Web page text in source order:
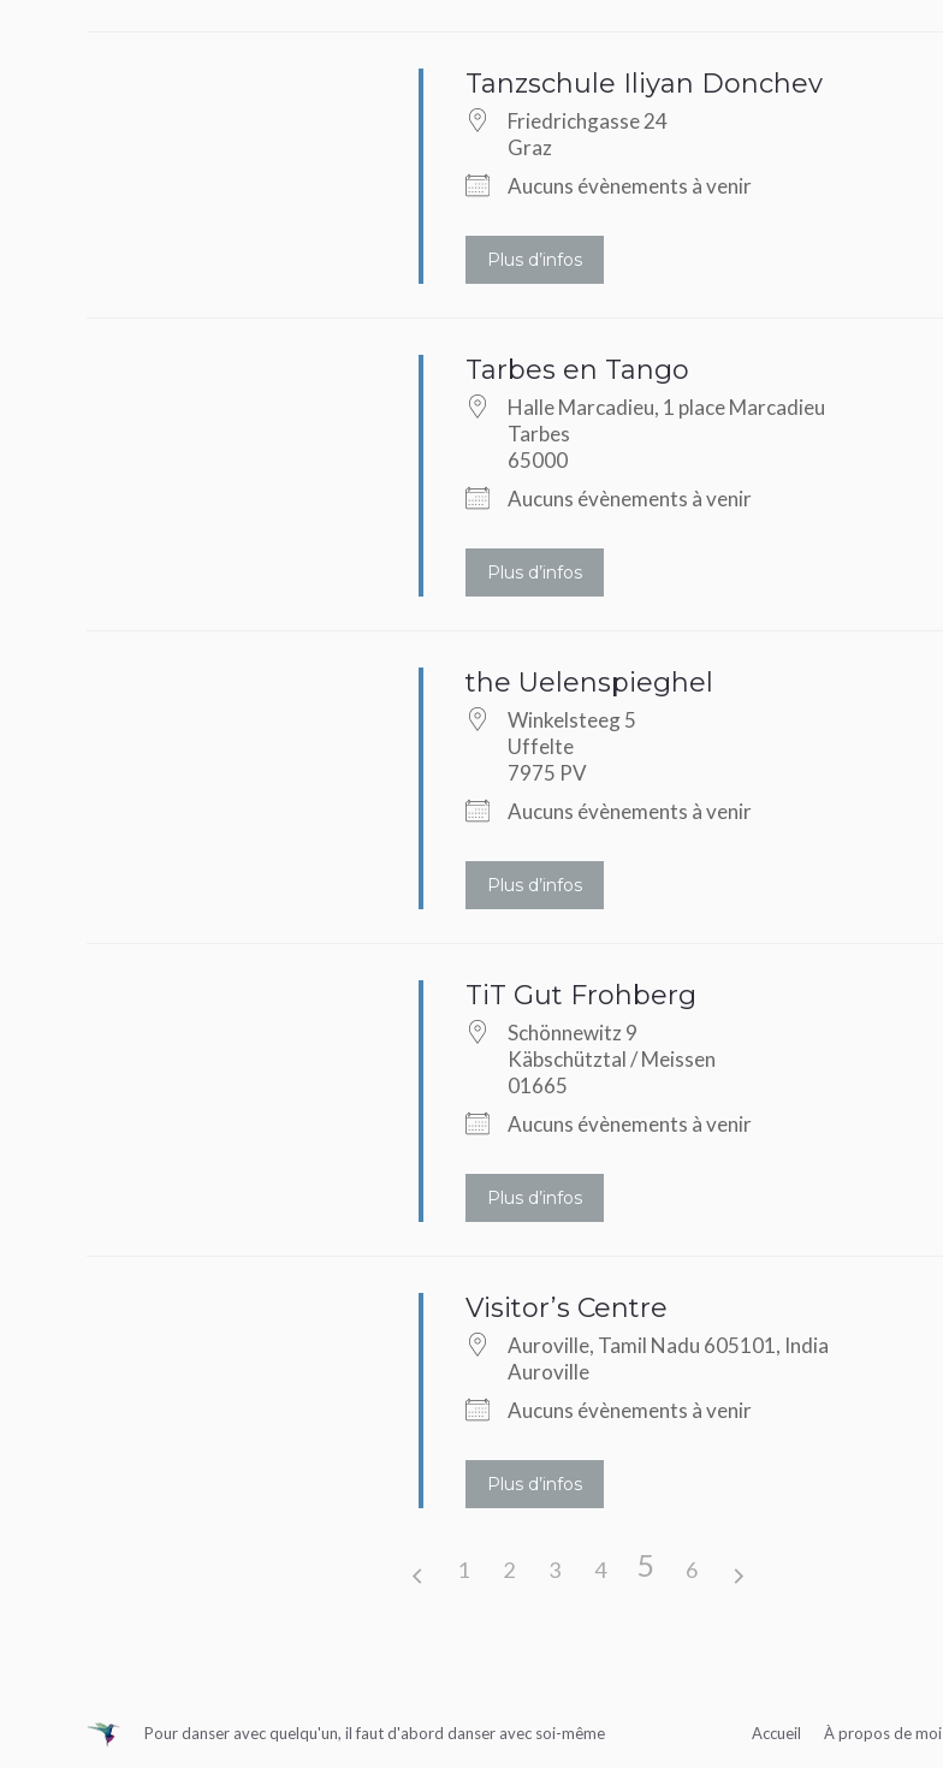
Tanzschule Iliyan Donchev
Friedrichgasse 24
Graz
Aucuns évènements à venir
Plus d’infos
Tarbes en Tango
Halle Marcadieu, 1 place Marcadieu
Tarbes
65000
Aucuns évènements à venir
Plus d’infos
the Uelenspieghel
Winkelsteeg 5
Uffelte
7975 PV
Aucuns évènements à venir
Plus d’infos
TiT Gut Frohberg
Schönnewitz 9
Käbschütztal / Meissen
01665
Aucuns évènements à venir
Plus d’infos
Visitor’s Centre
Auroville, Tamil Nadu 605101, India
Auroville
Aucuns évènements à venir
Plus d’infos
1 2 3 4 5 6
Pour danser avec quelqu'un, il faut d'abord danser avec soi-même Accueil À propos de moi